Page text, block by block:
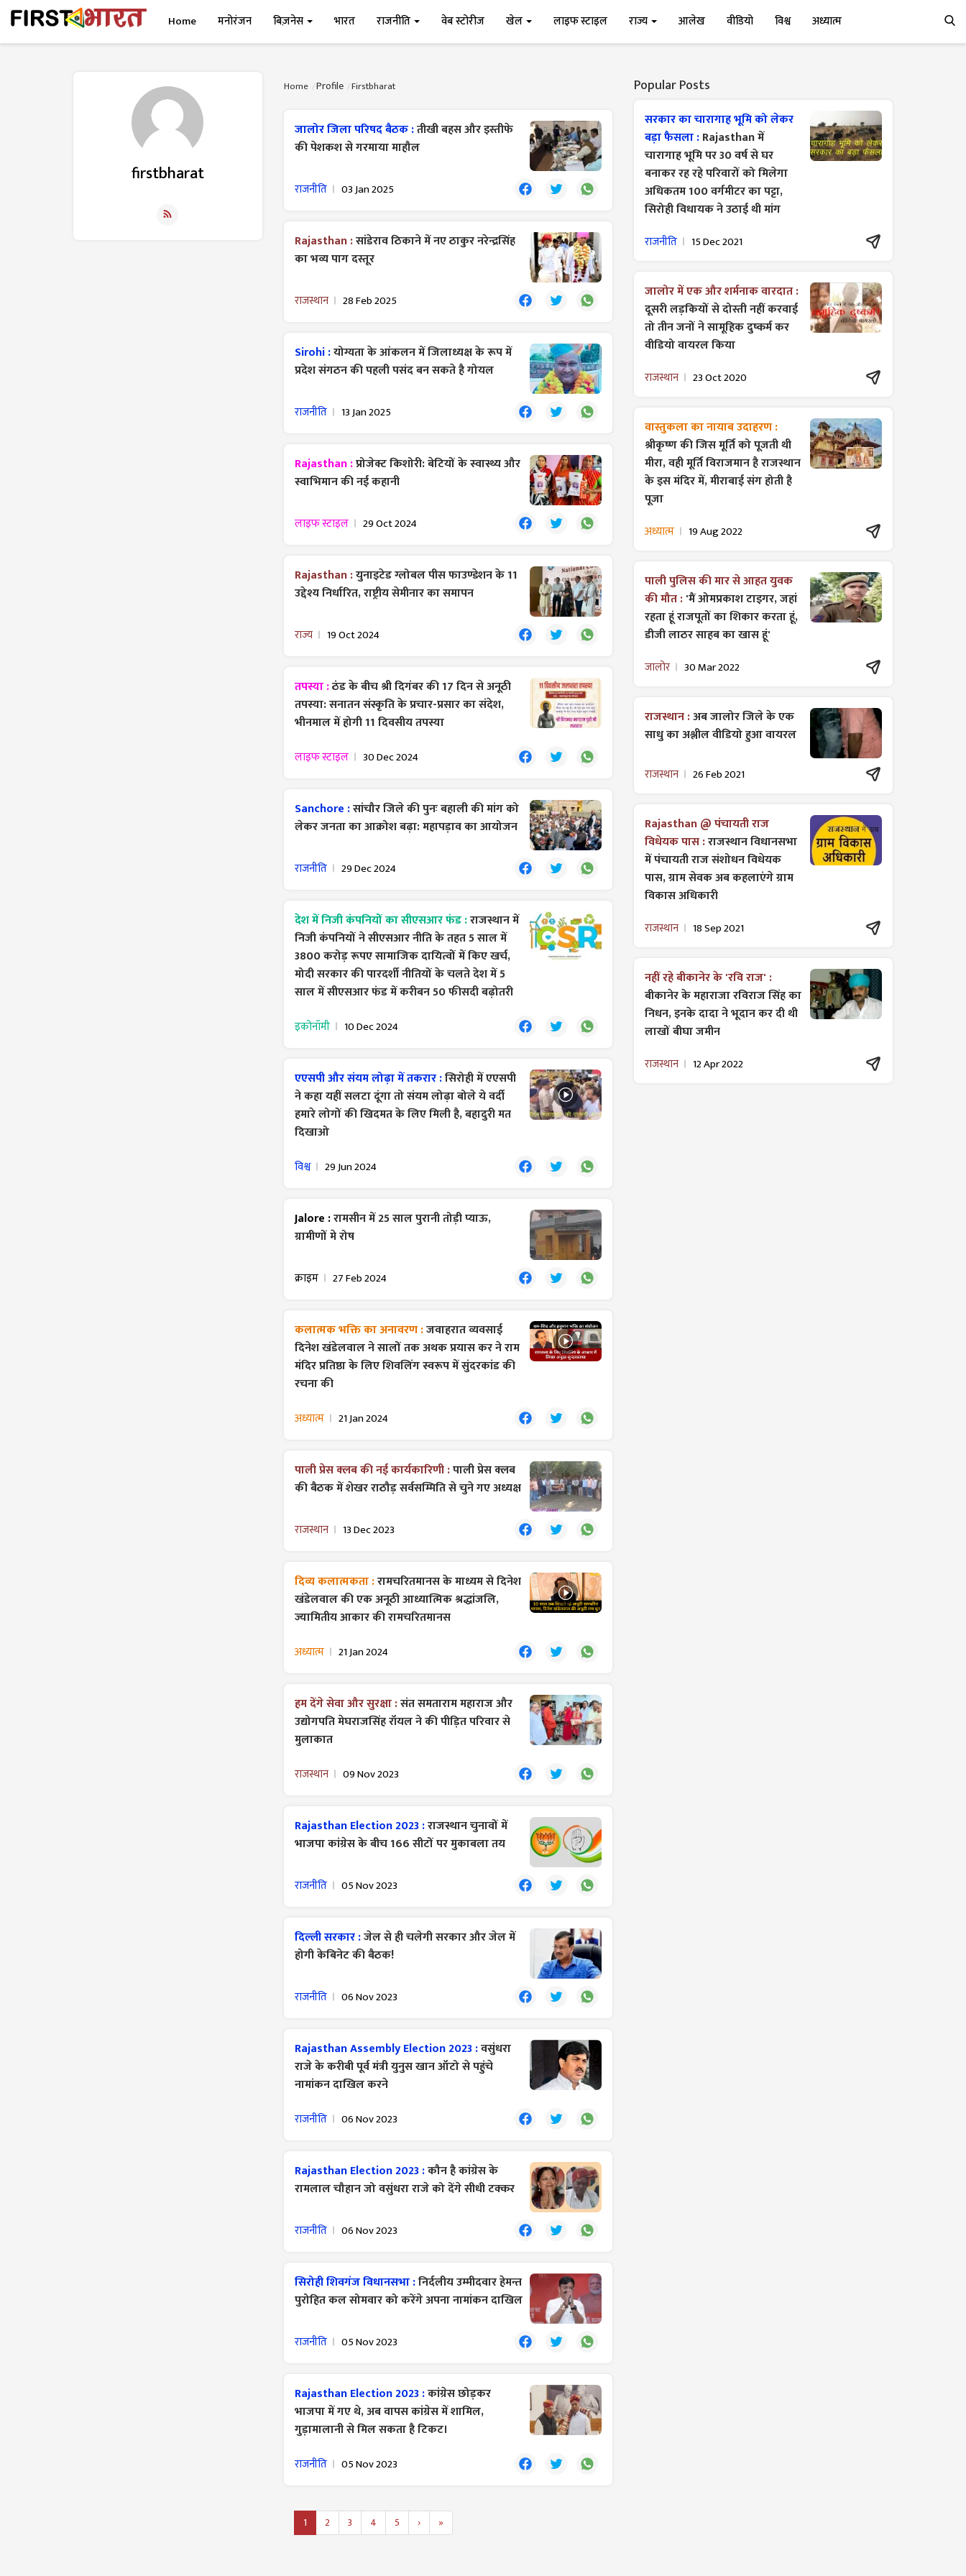
Home मनोरंजन बिज़नेस भारत राजनीति वेब स्टोरीज खेल लाइफ स्टाइल राज्य आलेख वीडियो विश्व अध्यात्म
firstbharat
Home Profile Firstbharat
जालोर जिला परिषद बैठक :तीखी बहस और इस्तीफे
की पेशकश से गरमाया माहौल
राजनीति 03 Jan 2025
Rajasthan :सांडेराव ठिकाने में नए ठाकुर नरेन्द्रसिंह
का भव्य पाग दस्तूर
राजस्थान 28 Feb 2025
Sirohi :योग्यता के आंकलन में जिलाध्यक्ष के रूप में
प्रदेश संगठन की पहली पसंद बन सकते है गोयल
राजनीति 13 Jan 2025
Rajasthan :प्रोजेक्ट किशोरी: बेटियों के स्वास्थ्य और
स्वाभिमान की नई कहानी
लाइफ स्टाइल 29 Oct 2024
Rajasthan :युनाइटेड ग्लोबल पीस फाउण्डेशन के 11
उद्देश्य निर्धारित, राष्ट्रीय सेमीनार का समापन
राज्य 19 Oct 2024
तपस्या :ठंड के बीच श्री दिगंबर की 17 दिन से अनूठी
तपस्या: सनातन संस्कृति के प्रचार-प्रसार का संदेश,
भीनमाल में होगी 11 दिवसीय तपस्या
लाइफ स्टाइल 30 Dec 2024
Sanchore :सांचौर जिले की पुनः बहाली की मांग को
लेकर जनता का आक्रोश बढ़ा: महापड़ाव का आयोजन
राजनीति 29 Dec 2024
देश में निजी कंपनियों का सीएसआर फंड :राजस्थान में
निजी कंपनियों ने सीएसआर नीति के तहत 5 साल में
3800 करोड़ रूपए सामाजिक दायित्वों में किए खर्च,
मोदी सरकार की पारदर्शी नीतियों के चलते देश में 5
साल में सीएसआर फंड में करीबन 50 फीसदी बढ़ोतरी
इकोनॉमी 10 Dec 2024
एएसपी और संयम लोढ़ा में तकरार :सिरोही में एएसपी
ने कहा यहीं सलटा दूंगा तो संयम लोढ़ा बोले ये वर्दी
हमारे लोगों की खिदमत के लिए मिली है, बहादुरी मत
दिखाओ
विश्व 29 Jun 2024
Jalore :रामसीन में 25 साल पुरानी तोड़ी प्याऊ,
ग्रामीणों मे रोष
क्राइम 27 Feb 2024
कलात्मक भक्ति का अनावरण :जवाहरात व्यवसाई
दिनेश खंडेलवाल ने सालों तक अथक प्रयास कर ने राम
मंदिर प्रतिष्ठा के लिए शिवलिंग स्वरूप में सुंदरकांड की
रचना की
अध्यात्म 21 Jan 2024
पाली प्रेस क्लब की नई कार्यकारिणी :पाली प्रेस क्लब
की बैठक में शेखर राठौड़ सर्वसम्मिति से चुने गए अध्यक्ष
राजस्थान 13 Dec 2023
दिव्य कलात्मकता :रामचरितमानस के माध्यम से दिनेश
खंडेलवाल की एक अनूठी आध्यात्मिक श्रद्धांजलि,
ज्यामितीय आकार की रामचरितमानस
अध्यात्म 21 Jan 2024
हम देंगे सेवा और सुरक्षा :संत समताराम महाराज और
उद्योगपति मेघराजसिंह रॉयल ने की पीड़ित परिवार से
मुलाकात
राजस्थान 09 Nov 2023
Rajasthan Election 2023 :राजस्थान चुनावों में
भाजपा कांग्रेस के बीच 166 सीटों पर मुकाबला तय
राजनीति 05 Nov 2023
दिल्ली सरकार :जेल से ही चलेगी सरकार और जेल में
होगी केबिनेट की बैठक!
राजनीति 06 Nov 2023
Rajasthan Assembly Election 2023 :वसुंधरा
राजे के करीबी पूर्व मंत्री युनुस खान ऑटो से पहुंचे
नामांकन दाखिल करने
राजनीति 06 Nov 2023
Rajasthan Election 2023 :कौन है कांग्रेस के
रामलाल चौहान जो वसुंधरा राजे को देंगे सीधी टक्कर
राजनीति 06 Nov 2023
सिरोही शिवगंज विधानसभा :निर्दलीय उम्मीदवार हेमन्त
पुरोहित कल सोमवार को करेंगे अपना नामांकन दाखिल
राजनीति 05 Nov 2023
Rajasthan Election 2023 :कांग्रेस छोड़कर
भाजपा में गए थे, अब वापस कांग्रेस में शामिल,
गुड़ामालानी से मिल सकता है टिकट।
राजनीति 05 Nov 2023
1 2 3 4 5 › »
Popular Posts
सरकार का चारागाह भूमि को लेकर
बड़ा फैसला :Rajasthan में
चारागाह भूमि पर 30 वर्ष से घर
बनाकर रह रहे परिवारों को मिलेगा
अधिकतम 100 वर्गमीटर का पट्टा,
सिरोही विधायक ने उठाई थी मांग
राजनीति 15 Dec 2021
जालोर में एक और शर्मनाक वारदात :
दूसरी लड़कियों से दोस्ती नहीं करवाई
तो तीन जनों ने सामूहिक दुष्कर्म कर
वीडियो वायरल किया
राजस्थान 23 Oct 2020
वास्तुकला का नायाब उदाहरण :
श्रीकृष्ण की जिस मूर्ति को पूजती थी
मीरा, वही मूर्ति विराजमान है राजस्थान
के इस मंदिर में, मीराबाई संग होती है
पूजा
अध्यात्म 19 Aug 2022
पाली पुलिस की मार से आहत युवक
की मौत :'मैं ओमप्रकाश टाइगर, जहां
रहता हूं राजपूतों का शिकार करता हूं,
डीजी लाठर साहब का खास हूं'
जालोर 30 Mar 2022
राजस्थान :अब जालोर जिले के एक
साधु का अश्लील वीडियो हुआ वायरल
राजस्थान 26 Feb 2021
Rajasthan @ पंचायती राज
विधेयक पास :राजस्थान विधानसभा
में पंचायती राज ​संशोधन विधेयक
पास, ग्राम सेवक अब कहलाएंगे ग्राम
विकास अधिकारी
राजस्थान 18 Sep 2021
नहीं रहे बीकानेर के 'रवि राज' :
बीकानेर के महाराजा रविराज सिंह का
निधन, इनके दादा ने भूदान कर दी थी
लाखों बीघा जमीन
राजस्थान 12 Apr 2022